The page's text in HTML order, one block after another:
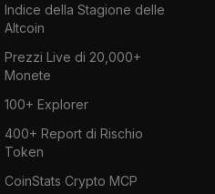
Indice della Stagione delle
Altcoin
Prezzi Live di 20,000+
Monete
100+ Explorer
400+ Report di Rischio
Token
CoinStats Crypto MCP